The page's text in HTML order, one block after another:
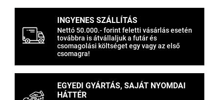
INGYENES SZÁLLÍTÁS
Nettó 50.000.- forint feletti vásárlás esetén
továbbra is átvállaljuk a futár és
csomagolási költséget egy vagy az első
csomagra!
EGYEDI GYÁRTÁS, SAJÁT NYOMDAI
HÁTTÉR